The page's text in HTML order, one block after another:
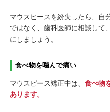
マウスピースを紛失したら、自
ではなく、歯科医師に相談して
にしましょう。
食べ物を噛んで痛い
マウスピース矯正中は、 食べ物
あります。